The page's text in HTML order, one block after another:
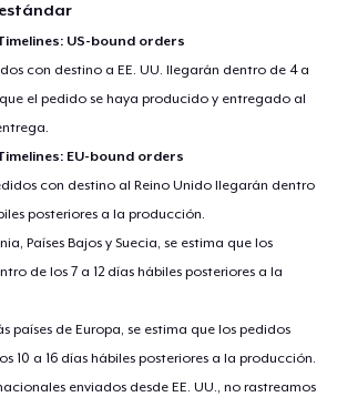
US-bound orders
con destino a EE. UU. llegarán dentro de 4 a
el pedido se haya producido y entregado al
EU-bound orders
con destino al Reino Unido llegarán dentro
posteriores a la producción.
Países Bajos y Suecia, se estima que los
de los 7 a 12 días hábiles posteriores a la
países de Europa, se estima que los pedidos
10 a 16 días hábiles posteriores a la producción.
enviados desde EE. UU., no rastreamos